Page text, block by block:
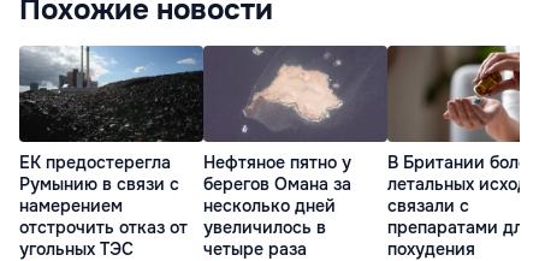
Похожие новости
ЕК предостерегла
Румынию в связи с
намерением
отстрочить отказ от
угольных ТЭС
Нефтяное пятно у
берегов Омана за
несколько дней
увеличилось в
четыре раза
В Британии
летальных
связали с
препаратами для
похудения